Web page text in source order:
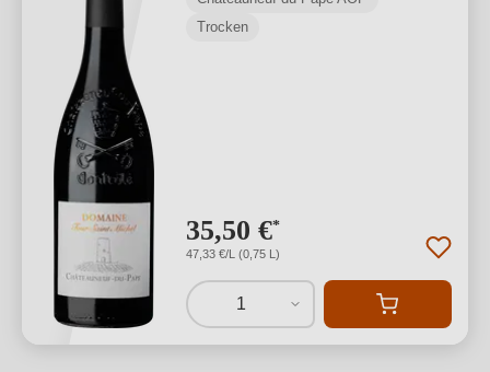
Trocken
35,50 €*
47,33 €/L (0,75 L)
1